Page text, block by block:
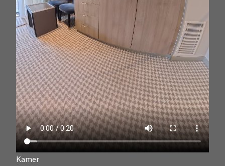
Kamer